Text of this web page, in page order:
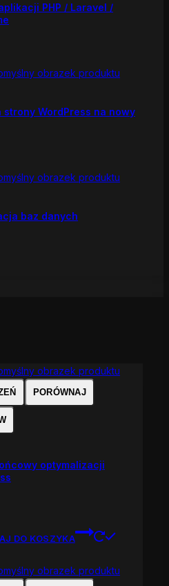
PHP / Laravel /
strony WordPress na nowy
baz danych
PORÓWNAJ
optymalizacji
DO KOSZYKA